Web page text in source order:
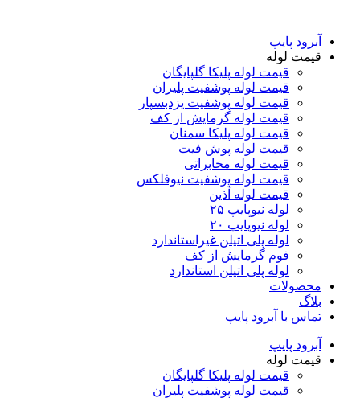
آبرود پایپ
قیمت لوله
قیمت لوله پلیکا گلپایگان
قیمت لوله پوشفیت پلیران
قیمت لوله پوشفیت یزدبسپار
قیمت لوله گرمایش از کف
قیمت لوله پلیکا سمنان
قیمت لوله پوش فیت
قیمت لوله مخابراتی
قیمت لوله پوشفیت نیوفلکس
قیمت لوله آذین
لوله نیوپایپ ۲۵
لوله نیوپایپ ۲۰
لوله پلی اتیلن غیراستاندارد
فوم گرمایش از کف
لوله پلی اتیلن استاندارد
محصولات
بلاگ
تماس با آبرود پایپ
آبرود پایپ
قیمت لوله
قیمت لوله پلیکا گلپایگان
قیمت لوله پوشفیت پلیران